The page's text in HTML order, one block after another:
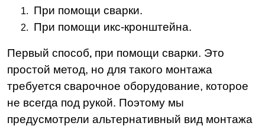
При помощи сварки.
При помощи икс-кронштейна.
Первый способ, при помощи сварки. Это
простой метод, но для такого монтажа
требуется сварочное оборудование, которое
не всегда под рукой. Поэтому мы
предусмотрели альтернативный вид монтажа